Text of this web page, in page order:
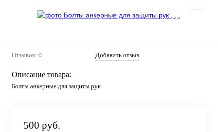
Отзывов: 0 Добавить отзыв
Описание товара:
Болты анкерные для защиты рук
500 руб.